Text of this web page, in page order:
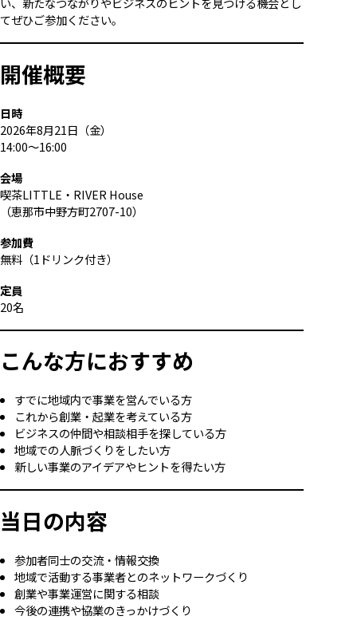
てぜひご参加ください。
開催概要
日時
2026年8月21日（金）
14:00～16:00
会場
喫茶LITTLE・RIVER House
（恵那市中野方町2707-10）
参加費
無料（1ドリンク付き）
定員
20名
こんな方におすすめ
すでに地域内で事業を営んでいる方
これから創業・起業を考えている方
ビジネスの仲間や相談相手を探している方
地域での人脈づくりをしたい方
新しい事業のアイデアやヒントを得たい方
当日の内容
参加者同士の交流・情報交換
地域で活動する事業者とのネットワークづくり
創業や事業運営に関する相談
今後の連携や協業のきっかけづくり